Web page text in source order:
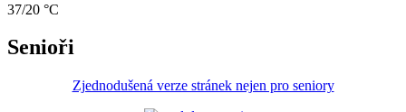
37/20 °C
Senioři
Zjednodušená verze stránek nejen pro seniory